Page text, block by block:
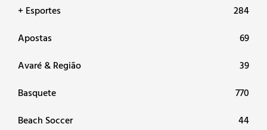
+ Esportes
284
Apostas
69
Avaré & Região
39
Basquete
770
Beach Soccer
44